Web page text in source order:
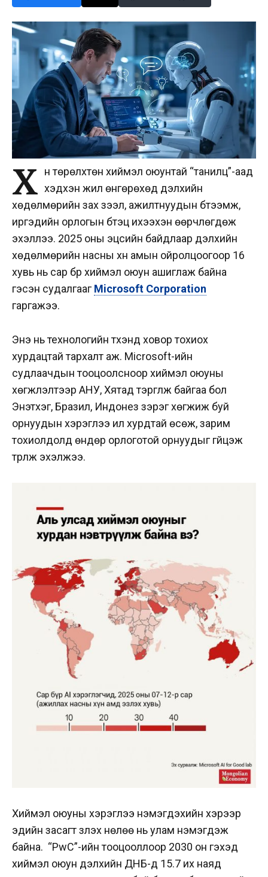
Х үн төрөлхтөн хиймэл оюунтай “танилц”-аад
хэдхэн жил өнгөрөхөд дэлхийн
хөдөлмөрийн зах зээл, ажилтнуудын бүтээмж,
иргэдийн орлогын бүтэц ихээхэн өөрчлөгдөж
эхэллээ. 2025 оны эцсийн байдлаар дэлхийн
хөдөлмөрийн насны хүн амын ойролцоогоор 16
хувь нь сар бүр хиймэл оюун ашиглаж байна
гэсэн судалгааг Microsoft Corporation
гаргажээ.
Энэ нь технологийн түүхэнд ховор тохиох
хурдацтай тархалт аж. Microsoft-ийн
судлаачдын тооцоолсноор хиймэл оюуны
хөгжүүлэлтээр АНУ, Хятад тэргүүлж байгаа бол
Энэтхэг, Бразил, Индонез зэрэг хөгжиж буй
орнуудын хэрэглээ илүү хурдтай өсөж, зарим
тохиолдолд өндөр орлоготой орнуудыг гүйцэж
түрүүлж эхэлжээ.
Хиймэл оюуны хэрэглээ нэмэгдэхийн хэрээр
эдийн засагт үзүүлэх нөлөө нь улам нэмэгдэж
байна. “PwC”-ийн тооцооллоор 2030 он гэхэд
хиймэл оюун дэлхийн ДНБ-д 15.7 их наяд